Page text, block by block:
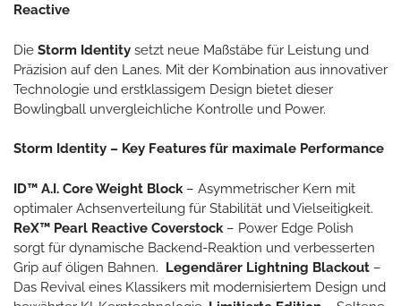
Reactive
Die Storm Identity setzt neue Maßstäbe für Leistung und
Präzision auf den Lanes. Mit der Kombination aus innovativer
Technologie und erstklassigem Design bietet dieser
Bowlingball unvergleichliche Kontrolle und Power.
Storm Identity – Key Features für maximale Performance
ID™ A.I. Core Weight Block– Asymmetrischer Kern mit
optimaler Achsenverteilung für Stabilität und Vielseitigkeit. ️
ReX™ Pearl Reactive Coverstock– Power Edge Polish
sorgt für dynamische Backend-Reaktion und verbesserten
Grip auf öligen Bahnen. Legendärer Lightning Blackout –
Das Revival eines Klassikers mit modernisiertem Design und